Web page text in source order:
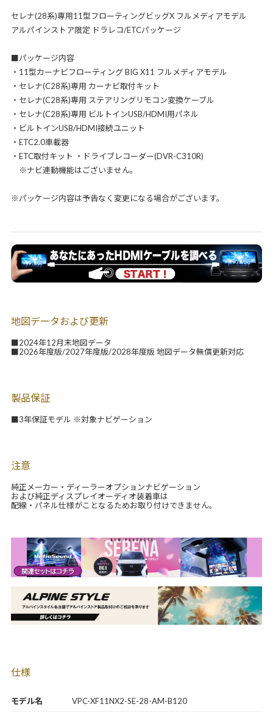
モデル名 VPC-XF11NX2-SE-28-AM-B120
セレナ(28系)専用11型フローティングビッグX フルメディアモデル
アルパインストア限定 ドラレコ/ETCパッケージ
■パッケージ内容
・11型カーナビフローティング BIG X11 フルメディアモデル
・セレナ(C28系)専用 カーナビ取付キット
・セレナ(C28系)専用 ステアリングリモコン変換ケーブル
・セレナ(C28系)専用 ビルトインUSB/HDMI用パネル
・ビルトインUSB/HDMI接続ユニット
・ETC2.0車載器
・ETC取付キット ・ドライブレコーダー(DVR-C310R)
※ナビ連動機能はございません。
※パッケージ内容は予告なく変更になる場合がございます。
地図データおよび更新
■2024年12月末地図データ
■2026年度版/2027年度版/2028年度版 地図データ無償更新対応
製品保証
■3年保証モデル ※対象ナビゲーション
注意
純正メーカー・ディーラーオプションナビゲーション
および純正ディスプレイオーディオ装着車は
配線・パネル仕様がことなるためお取り付けできません。
仕様